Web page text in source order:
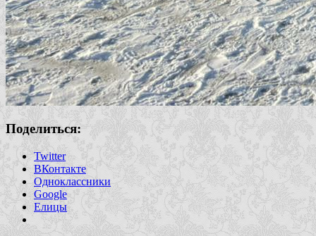
Поделиться:
Twitter
ВКонтакте
Одноклассники
Google
Елицы